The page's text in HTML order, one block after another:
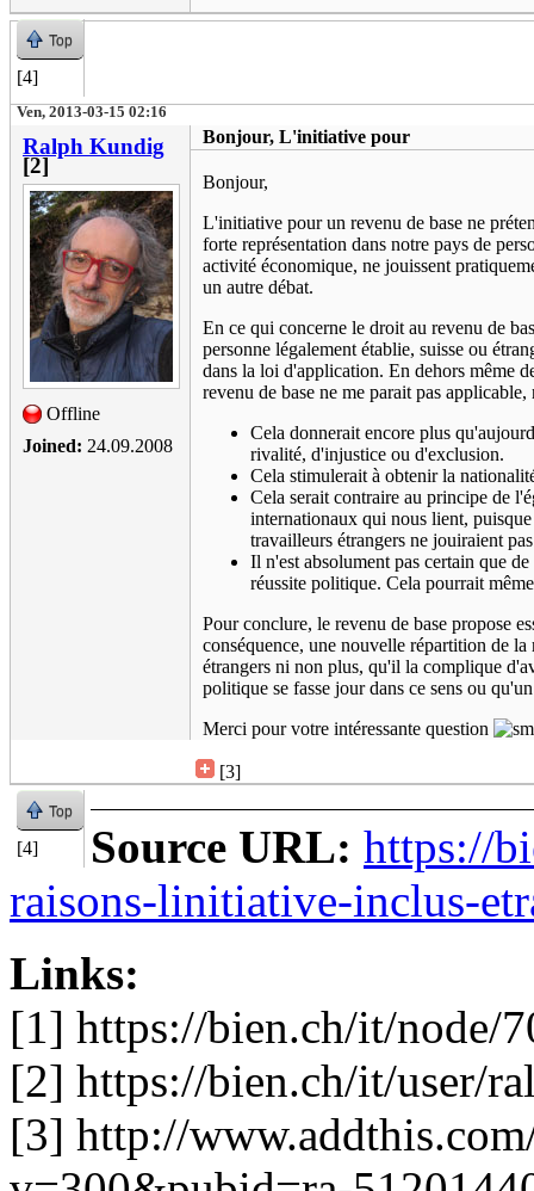
Top
[4]
Ven, 2013-03-15 02:16
Ralph Kundig
[2]
Offline
Joined: 24.09.2008
Bonjour, L'initiative pour
Bonjour,
L'initiative pour un revenu de base ne
forte représentation dans notre pays de
activité économique, ne jouissent
un autre débat.
En ce qui concerne le droit au revenu de
personne légalement établie, suisse ou
dans la loi d'application. En dehors même
revenu de base ne me parait pas applicable,
Cela donnerait encore plus
rivalité, d'injustice ou d'exclusion.
Cela stimulerait à obtenir la
Cela serait contraire au principe de
internationaux qui nous lient,
travailleurs étrangers ne jouiraient
Il n'est absolument pas certain que
réussite politique. Cela pourrait
Pour conclure, le revenu de base propose
conséquence, une nouvelle répartition de
étrangers ni non plus, qu'il la complique
politique se fasse jour dans ce sens ou
Merci pour votre intéressante question
[3]
Top
[4] Source URL: https://
raisons-linitiative-inclus-
Links:
[1] https://bien.ch/it/node/
[2] https://bien.ch/it/user/
[3] http://